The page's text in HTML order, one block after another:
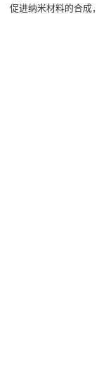
促进纳米材料的合成